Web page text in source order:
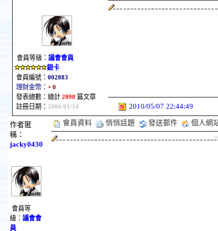
會員等級： 議會會員
銀卡
會員編號： 002883
理財金幣： + 0
發表總數：總計 2098 篇文章
註冊日期： 2006/01/14 2010/05/07 22:44:49
作者匿
稱：
jacky0430
會員等
級： 議會會
員
會員資料 悄悄話題 發送郵件 個人網